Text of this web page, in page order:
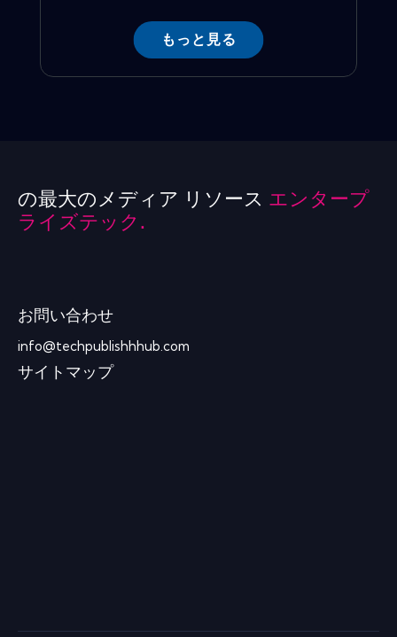
もっと見る
の最大のメディア リソース エンタープ
ライズテック.
お問い合わせ
info@techpublishhhub.com
サイトマップ